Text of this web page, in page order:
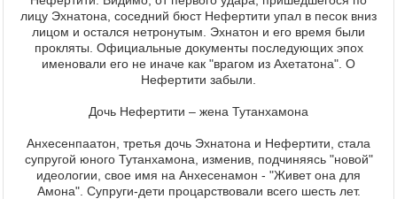
лицу Эхнатона, соседний бюст Нефертити упал в песок вниз
лицом и остался нетронутым. Эхнатон и его время были
прокляты. Официальные документы последующих эпох
именовали его не иначе как "врагом из Ахетатона". О
Нефертити забыли.
Дочь Нефертити – жена Тутанхамона
Анхесенпаатон, третья дочь Эхнатона и Нефертити, стала
супругой юного Тутанхамона, изменив, подчиняясь "новой"
идеологии, свое имя на Анхесенамон - "Живет она для
Амона". Супруги-дети процарствовали всего шесть лет.